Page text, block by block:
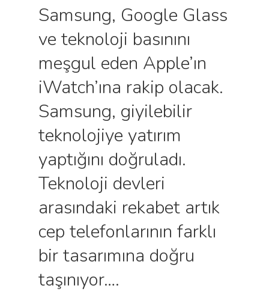
Samsung, Google Glass
ve teknoloji basınını
meşgul eden Apple’ın
iWatch’ına rakip olacak.
Samsung, giyilebilir
teknolojiye yatırım
yaptığını doğruladı.
Teknoloji devleri
arasındaki rekabet artık
cep telefonlarının farklı
bir tasarımına doğru
taşınıyor….